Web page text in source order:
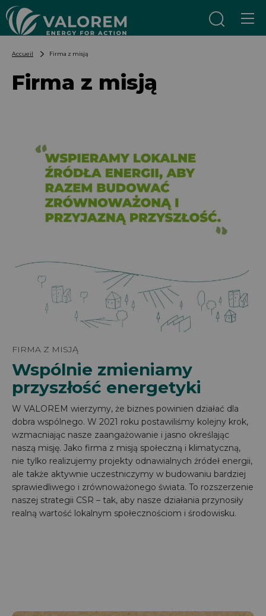
Accueil Firma z misją
Firma z misją
FIRMA Z MISJĄ
Wspólnie zmieniamy
przyszłość energetyki
W VALOREM wierzymy, że biznes powinien działać dla
dobra wspólnego. W 2021 roku postawiliśmy kolejny krok,
wzmacniając nasze zaangażowanie i jasno określając
naszą misję. Jako firma z misją społeczną i klimatyczną,
nie tylko realizujemy projekty odnawialnych źródeł energii,
ale także aktywnie uczestniczymy w budowaniu bardziej
sprawiedliwego i zrównoważonego świata. To rozszerzenie
naszej strategii CSR – tak, aby nasze działania przynosiły
realną wartość lokalnym społecznościom i środowisku.